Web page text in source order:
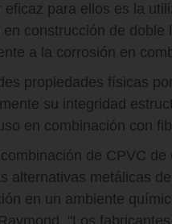
eficaz para ellos es la
construcción de
a la corrosión en
propiedades físicas
su integridad
en combinación con
de CPVC
alternativas metálicas
en un ambiente